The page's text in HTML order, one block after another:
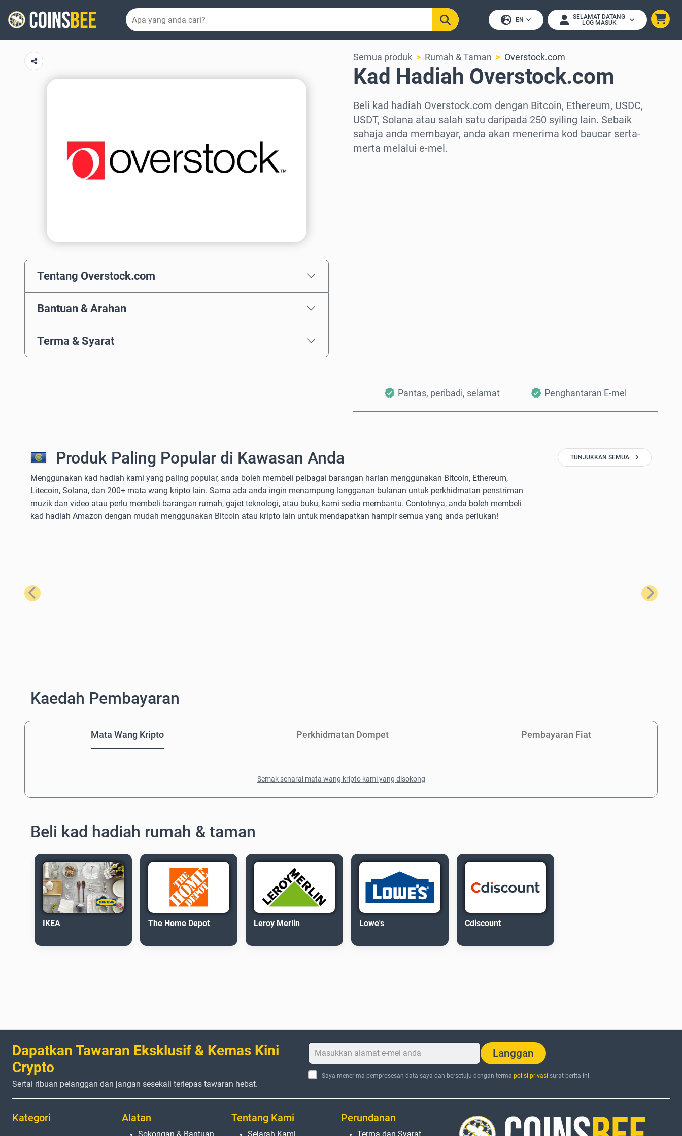
EN
SELAMAT DATANG
LOG MASUK
Tentang Overstock.com
Bantuan & Arahan
Terma & Syarat
Semua produk Rumah & Taman Overstock.com
Kad Hadiah Overstock.com
Beli kad hadiah Overstock.com dengan Bitcoin, Ethereum, USDC,
USDT, Solana atau salah satu daripada 250 syiling lain. Sebaik
sahaja anda membayar, anda akan menerima kod baucar serta-
merta melalui e-mel.
Pantas, peribadi, selamat Penghantaran E-mel
Produk Paling Popular di Kawasan Anda
Menggunakan kad hadiah kami yang paling popular, anda boleh membeli pelbagai barangan harian menggunakan Bitcoin, Ethereum,
Litecoin, Solana, dan 200+ mata wang kripto lain. Sama ada anda ingin menampung langganan bulanan untuk perkhidmatan penstriman
muzik dan video atau perlu membeli barangan rumah, gajet teknologi, atau buku, kami sedia membantu. Contohnya, anda boleh membeli
kad hadiah Amazon dengan mudah menggunakan Bitcoin atau kripto lain untuk mendapatkan hampir semua yang anda perlukan!
TUNJUKKAN SEMUA
Sebelumnya Seterusnya
Kaedah Pembayaran
Mata Wang Kripto Perkhidmatan Dompet Pembayaran Fiat
Semak senarai mata wang kripto kami yang disokong
Beli kad hadiah rumah & taman
IKEA The Home Depot Leroy Merlin Lowe's Cdiscount
Dapatkan Tawaran Eksklusif & Kemas Kini
Crypto
Sertai ribuan pelanggan dan jangan sesekali terlepas tawaran hebat.
Langgan
Saya menerima pemprosesan data saya dan bersetuju dengan terma polisi privasi surat berita ini.
Kategori Alatan
Sokongan & Bantuan
Tentang Kami
Sejarah Kami
Perundanan
Terma dan Syarat